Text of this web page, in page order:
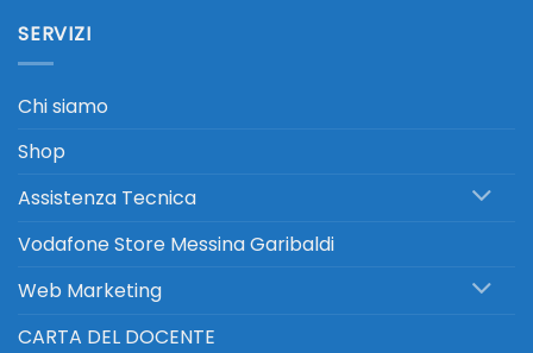
SERVIZI
Chi siamo
Shop
Assistenza Tecnica
Vodafone Store Messina Garibaldi
Web Marketing
CARTA DEL DOCENTE